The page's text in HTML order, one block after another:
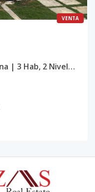
VENTA
Villa en Vista Cana, Punta Cana | 3 Hab, 2 Niveles, Piscina Privada